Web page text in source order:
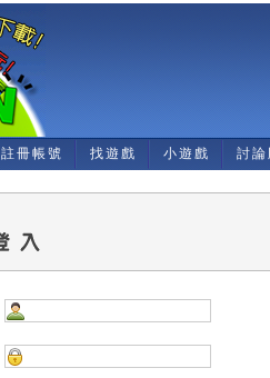
註冊帳號 找遊戲 小遊戲 討